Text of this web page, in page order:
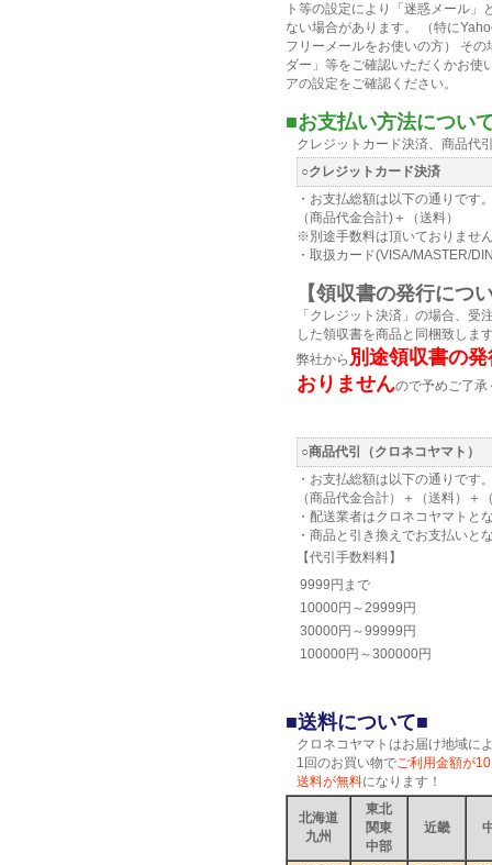
ト等の設定により「迷惑メール」
ない場合があります。 （特に
フリーメールをお使いの方） そ
ダー」等をご確認いただくかお使
アの設定をご確認ください。
■お支払い方法につい
クレジットカード決済、商品代
○クレジットカード決済
・お支払総額は以下の通りです
（商品代金合計)＋（送料）
※別途手数料は頂いておりませ
・取扱カード(VISA/MASTER/
【領収書の発行につ
「クレジット決済」の場合、受
した領収書を商品と同梱致しま
弊社から 別途領収書の
おりませんので予めご了承
○商品代引（クロネコヤマト）
・お支払総額は以下の通りです
（商品代金合計）＋（送料）＋
・配送業者はクロネコヤマトと
・商品と引き換えでお支払いと
【代引手数料料】
9999円まで
10000円～29999円
30000円～99999円
100000円～300000円
■送料について■
クロネコヤマトはお届け地域に
1回のお買い物でご利用金額が
送料が無料になります！
北海道
九州
東北
関東
中部
近畿